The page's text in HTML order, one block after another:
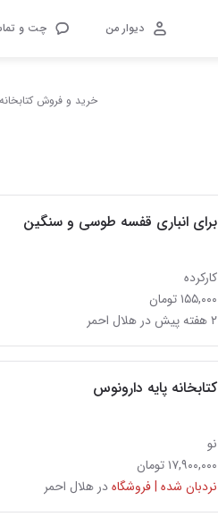
دیوار من چت و
خرید و فروش
برای انباری قفسه طوسی و سنگین
کارکرده
۱۵۵,۰۰۰ تومان
۲ هفته پیش در هلال احمر
کتابخانه پایه دارونوس
نو
۱۷,۹۰۰,۰۰۰ تومان
نردبان شده | فروشگاهدر هلال احمر